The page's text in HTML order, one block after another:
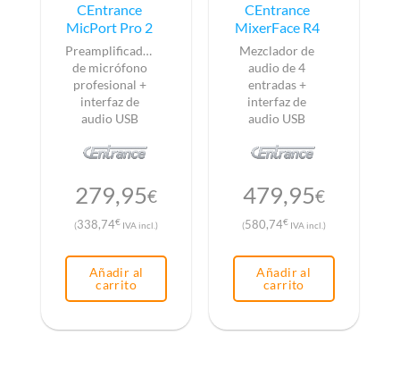
CEntrance
MicPort Pro 2
Preamplificador
de micrófono
profesional +
interfaz de
audio USB
279,95€
(338,74€ IVA incl.)
Añadir al
carrito
CEntrance
MixerFace R4
Mezclador de
audio de 4
entradas +
interfaz de
audio USB
479,95€
(580,74€IVA incl.)
Añadir al
carrito